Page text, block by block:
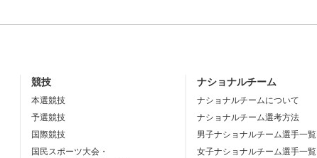
競技
本選競技
予選競技
国際競技
国民スポーツ大会・
ナショナルチーム
ナショナルチームについて
ナショナルチーム選考方法
男子ナショナルチーム選手一覧
女子ナショナルチーム選手一覧